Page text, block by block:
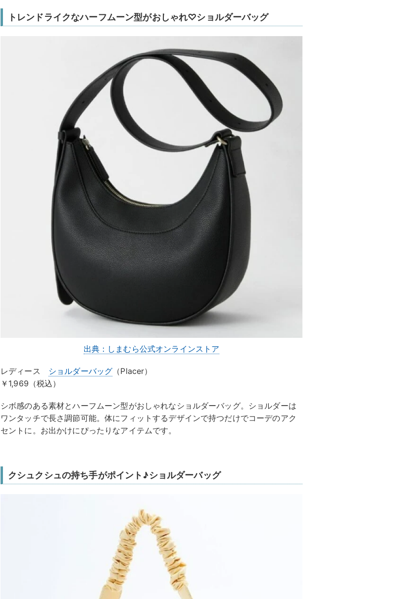
トレンドライクなハーフムーン型がおしゃれ♡ショルダーバッグ
出典：しまむら公式オンラインストア
レディース ショルダーバッグ （Placer）
￥1,969（税込）
シボ感のある素材とハーフムーン型がおしゃれなショルダーバッグ。ショルダーは
ワンタッチで長さ調節可能。体にフィットするデザインで持つだけでコーデのアク
セントに。お出かけにぴったりなアイテムです。
クシュクシュの持ち手がポイント♪ショルダーバッグ